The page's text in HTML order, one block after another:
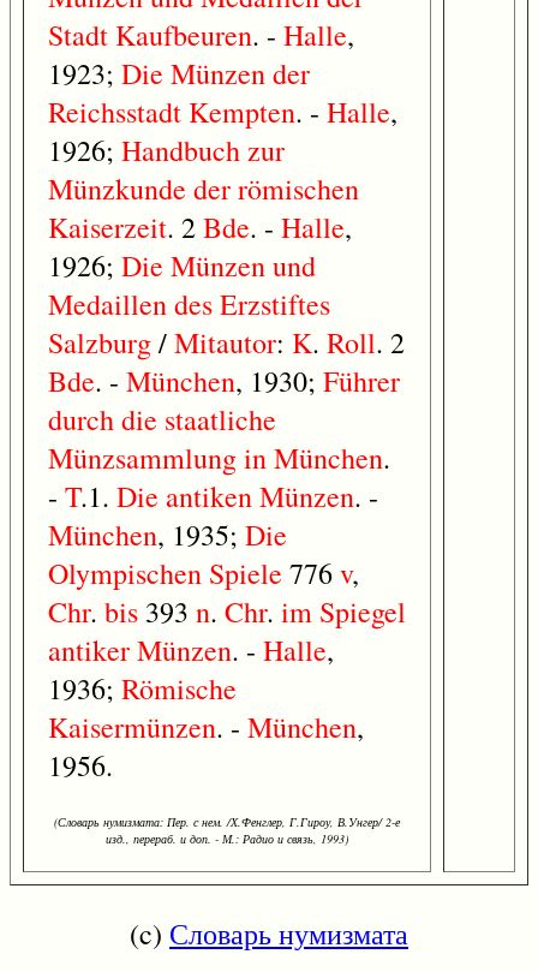
Stadt Kaufbeuren. - Halle,
1923; Die Münzender
Reichsstadt Kempten. - Halle,
1926; Handbuchzur
Münzkunde derrömischen
Kaiserzeit. 2Bde. - Halle,
1926; Die Münzenund
MedaillendesErzstiftes
Salzburg/Mitautor: K. Roll. 2
Bde. - München, 1930; Führer
durchdie staatliche
MünzsammlunginMünchen.
- T.1. Die antikenMünzen. -
München, 1935; Die
Olympischen Spiele 776v,
Chr. bis 393 n. Chr. im Spiegel
antikerMünzen. - Halle,
1936; Römische
Kaisermünzen. - München,
1956.
(Словарь нумизмата: Пер. с нем. /Х.Фенглер, Г.Гироу, В.Унгер/ 2-е
изд., перераб. и доп. - М.: Радио и связь, 1993)
(c) Словарь нумизмата